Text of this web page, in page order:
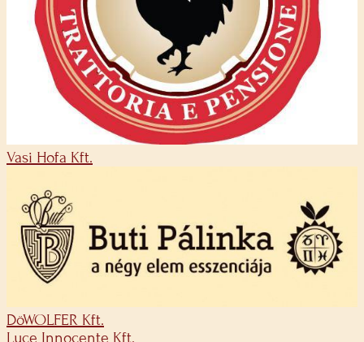
Vasi Hofa Kft.
DöWOLFER Kft.
Luce Innocente Kft.